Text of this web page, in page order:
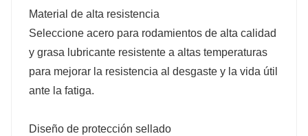
Material de alta resistencia
Seleccione acero para rodamientos de alta calidad
y grasa lubricante resistente a altas temperaturas
para mejorar la resistencia al desgaste y la vida útil
ante la fatiga.
Diseño de protección sellado